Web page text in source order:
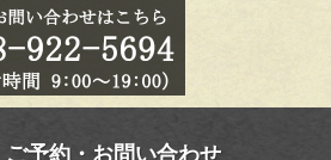
ご予約・お問い合わせ